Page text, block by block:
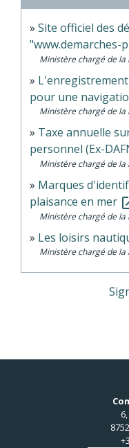
Site officiel des
"www.demarches-
Ministère chargé de la
L'enregistrement
pour une
Ministère chargé de la
Taxe annuelle
personnel (Ex-
Ministère chargé de la
Marques
plaisance en mer
Ministère chargé de la
Les loisirs
Ministère chargé de la